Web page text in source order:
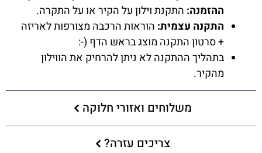
ההזמנה: התקנת וילון על הקיר או על התקרה.
התקנה עצמית: הוראות הרכבה מצורפות לאריזה
+ סרטון התקנה מוצג בראש הדף (-:
בתהליך ההתקנה לא ניתן להרחיק את הווילון
מהקיר.
משלוחים ואזורי חלוקה
צריכים עזרה?